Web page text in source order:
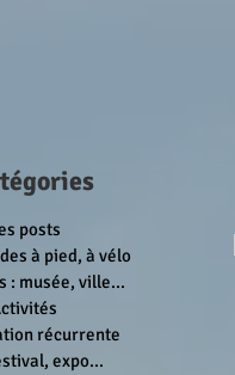
posts
à pied, à vélo
: musée, ville...
récurrente
expo...